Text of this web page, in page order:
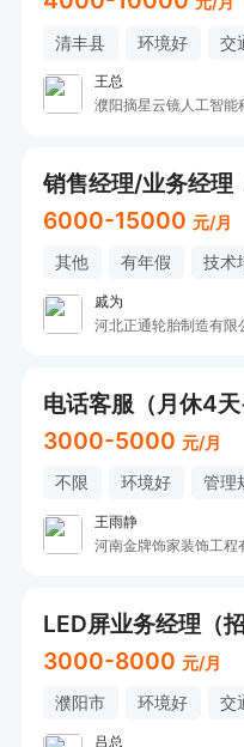
清丰县 环境好 交
王总
濮阳摘星云镜人工智能
6000-15000 元/月
其他 有年假 技术
戚为
河北正通轮胎制造有限
电话客服（月休4
3000-5000 元/月
不限 环境好 管理
王雨静
河南金牌饰家装饰工程
3000-8000 元/月
濮阳市 环境好 交
吕总